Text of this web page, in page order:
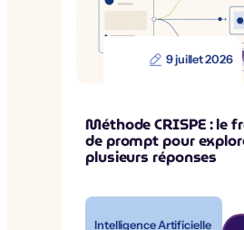
9 juillet 2026
Méthode CRISPE : le
de prompt pour
plusieurs réponses
Intelligence Artificielle